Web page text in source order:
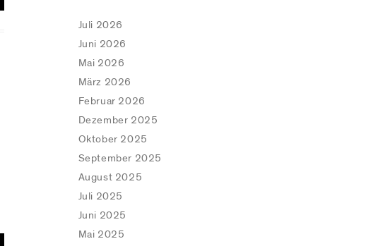
Juli 2026
Juni 2026
Mai 2026
März 2026
Februar 2026
Dezember 2025
Oktober 2025
September 2025
August 2025
Juli 2025
Juni 2025
Mai 2025